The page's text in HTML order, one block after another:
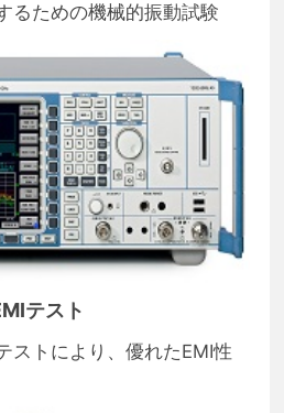
るための機械的振動試験
テスト
ストにより、優れたEMI性